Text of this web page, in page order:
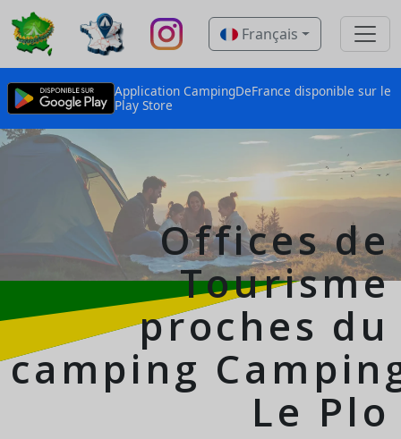
Français
Application CampingDeFrance disponible sur le
Play Store
Offices de
Tourisme
proches du
camping
Le Plo